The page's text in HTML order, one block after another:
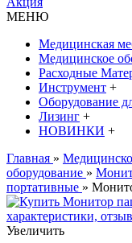
МЕНЮ
Медицинская
Медицинское
Расходные
Инструмент +
Оборудование
Лизинг +
НОВИНКИ +
Главная »
оборудование »
портативные »
Увеличить